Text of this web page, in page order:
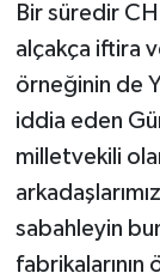
Bir süredir
alçakça iftira
örneğinin de
iddia eden
milletvekili
sabahleyin
fabrikalarının